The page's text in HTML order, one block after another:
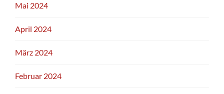
Mai 2024
April 2024
März 2024
Februar 2024